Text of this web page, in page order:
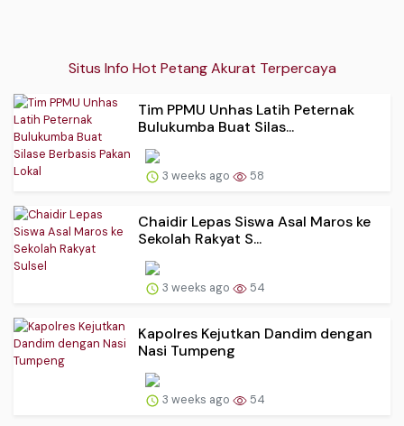
Situs Info Hot Petang Akurat Terpercaya
Tim PPMU Unhas Latih Peternak
Bulukumba Buat Silas...
3 weeks ago 58
Chaidir Lepas Siswa Asal Maros ke
Sekolah Rakyat S...
3 weeks ago 54
Kapolres Kejutkan Dandim dengan
Nasi Tumpeng
3 weeks ago 54